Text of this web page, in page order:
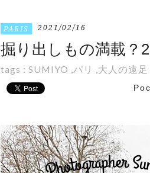
PARIS 2021/02/16
掘り出しもの満載？
tags : SUMIYO ,パリ ,大人の遠足